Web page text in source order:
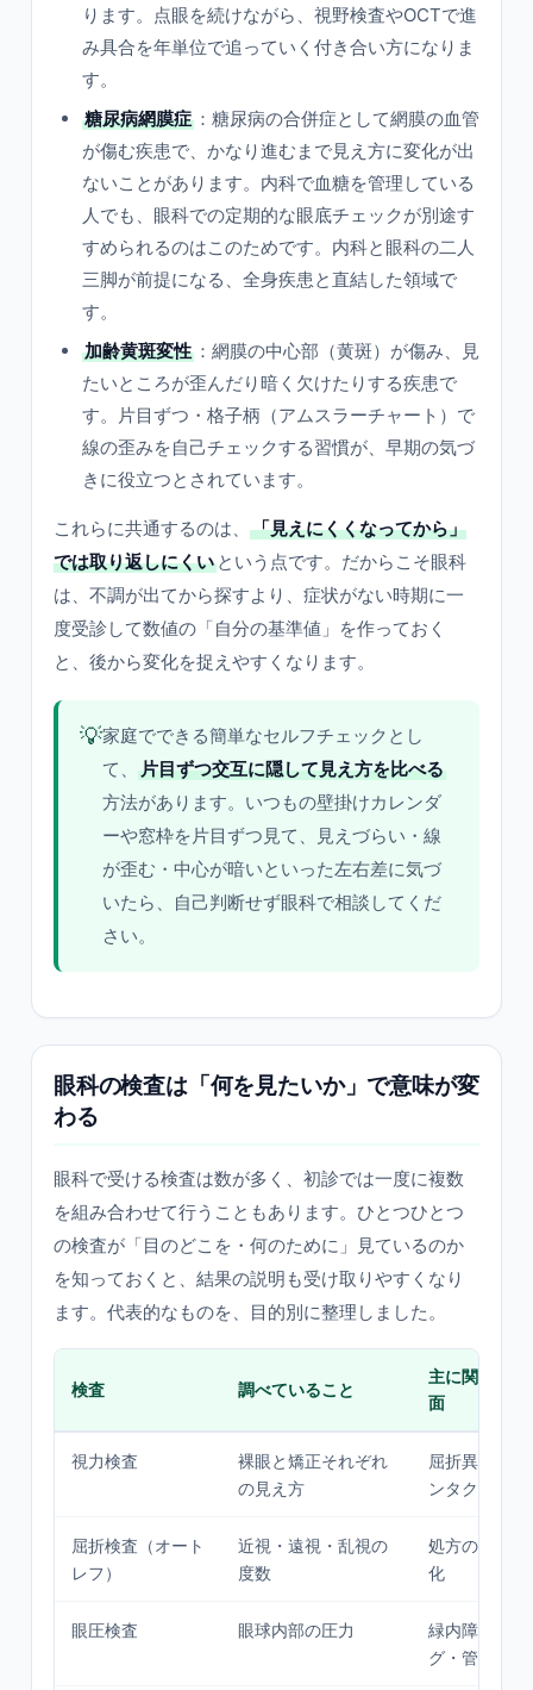
ります。点眼を続けながら、視野検査やOCTで進
み具合を年単位で追っていく付き合い方になりま
す。
糖尿病網膜症 ：糖尿病の合併症として網膜の血管
が傷む疾患で、かなり進むまで見え方に変化が出
ないことがあります。内科で血糖を管理している
人でも、眼科での定期的な眼底チェックが別途す
すめられるのはこのためです。内科と眼科の二人
三脚が前提になる、全身疾患と直結した領域で
す。
加齢黄斑変性 ：網膜の中心部（黄斑）が傷み、見
たいところが歪んだり暗く欠けたりする疾患で
す。片目ずつ・格子柄（アムスラーチャート）で
線の歪みを自己チェックする習慣が、早期の気づ
きに役立つとされています。
これらに共通するのは、
「見えにくくなってから」
では取り返しにくい という点です。だからこそ眼科
は、不調が出てから探すより、症状がない時期に一
度受診して数値の「自分の基準値」を作っておく
と、後から変化を捉えやすくなります。
💡家庭でできる簡単なセルフチェックとし
て、
片目ずつ交互に隠して見え方を比べる
方法があります。いつもの壁掛けカレンダ
ーや窓枠を片目ずつ見て、見えづらい・線
が歪む・中心が暗いといった左右差に気づ
いたら、自己判断せず眼科で相談してくだ
さい。
眼科の検査は「何を見たいか」で意味が変
わる
眼科で受ける検査は数が多く、初診では一度に複数
を組み合わせて行うこともあります。ひとつひとつ
の検査が「目のどこを・何のために」見ているのか
を知っておくと、結果の説明も受け取りやすくなり
ます。代表的なものを、目的別に整理しました。
検査 調べていること
主に関係する
面
視力検査
裸眼と矯正それぞれ
の見え方
屈折異常・
ンタクト処方
屈折検査（オート
レフ）
近視・遠視・乱視の
度数
処方の下地・
化
眼圧検査 眼球内部の圧力
緑内障のスク
グ・管理